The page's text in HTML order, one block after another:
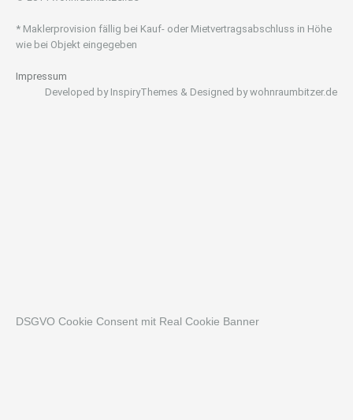
* Maklerprovision fällig bei Kauf- oder Mietvertragsabschluss in Höhe
wie bei Objekt eingegeben
Impressum
Developed by InspiryThemes & Designed by wohnraumbitzer.de
DSGVO Cookie Consent mit Real Cookie Banner